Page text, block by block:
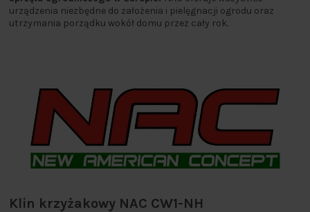
urządzenia niezbędne do założenia i pielęgnacji ogrodu oraz
utrzymania porządku wokół domu przez cały rok.
Klin krzyżakowy NAC CW1-NH